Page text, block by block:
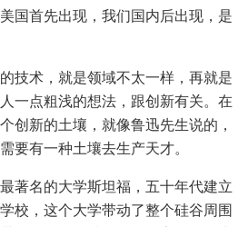
国首先出现，我们国内后出现，是
技术，就是领域不太一样，再就是
一点粗浅的想法，跟创新有关。在
创新的土壤，就像鲁迅先生说的，
要有一种土壤去生产天才。
著名的大学斯坦福，五十年代建立
校，这个大学带动了整个硅谷周围